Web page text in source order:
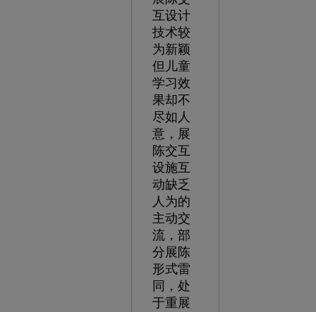
互设计
技术较
为新颖
但儿童
学习效
果却不
尽如人
意，展
陈交互
设施互
动缺乏
人为的
主动交
流，部
分展陈
形式雷
同，处
于重展